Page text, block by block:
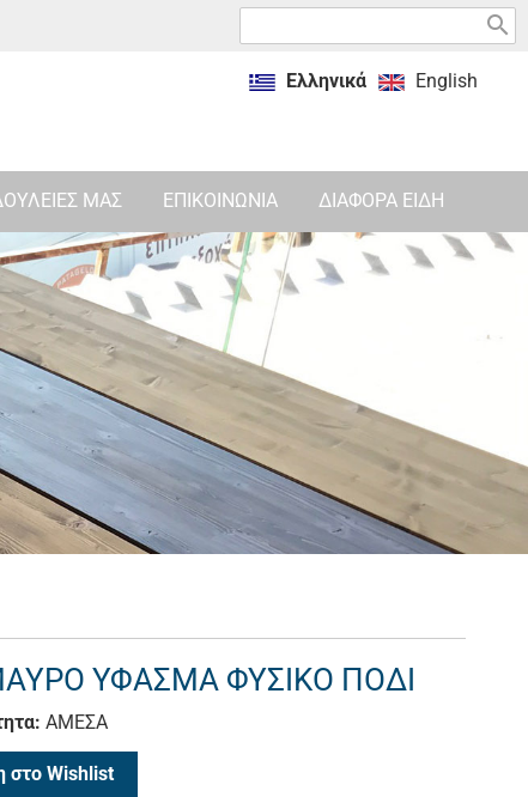
search
Ελληνικά English
ΜΑΣ ΕΠΙΚΟΙΝΩΝΙΑ ΔΙΑΦΟΡΑ ΕΙΔΗ
ΥΦΑΣΜΑ ΦΥΣΙΚΟ ΠΟΔΙ
ΑΜΕΣΑ
στο Wishlist